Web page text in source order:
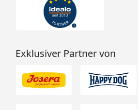
Exklusiver Partner von